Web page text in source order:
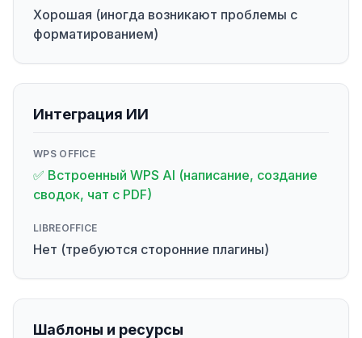
Хорошая (иногда возникают проблемы с
форматированием)
Интеграция ИИ
WPS OFFICE
✅ Встроенный WPS AI (написание, создание
сводок, чат с PDF)
LIBREOFFICE
Нет (требуются сторонние плагины)
Шаблоны и ресурсы